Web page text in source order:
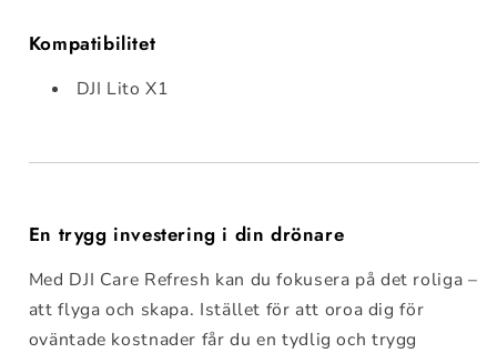
Kompatibilitet
DJI Lito X1
En trygg investering i din drönare
Med DJI Care Refresh kan du fokusera på det roliga –
att flyga och skapa. Istället för att oroa dig för
oväntade kostnader får du en tydlig och trygg